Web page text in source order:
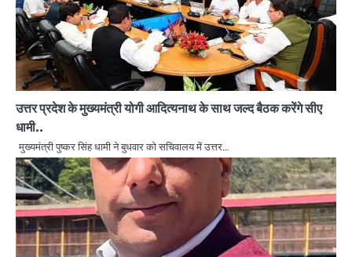
उत्तर प्रदेश के मुख्यमंत्री योगी आदित्यनाथ के साथ जल्द बैठक करेंगे सीए
धामी..
मुख्यमंत्री पुष्कर सिंह धामी ने बुधवार को सचिवालय में उत्तर…